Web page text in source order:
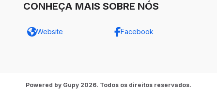
CONHEÇA MAIS SOBRE NÓS
Website Facebook
Powered by Gupy 2026. Todos os direitos reservados.